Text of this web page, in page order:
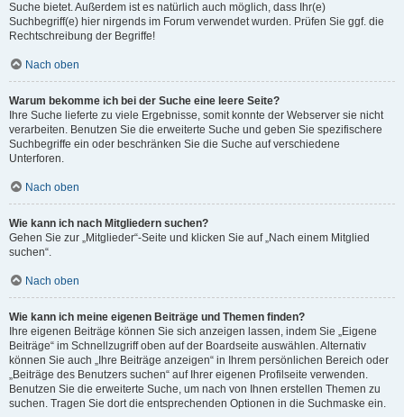
Suche bietet. Außerdem ist es natürlich auch möglich, dass Ihr(e)
Suchbegriff(e) hier nirgends im Forum verwendet wurden. Prüfen Sie ggf. die
Rechtschreibung der Begriffe!
Nach oben
Warum bekomme ich bei der Suche eine leere Seite?
Ihre Suche lieferte zu viele Ergebnisse, somit konnte der Webserver sie nicht
verarbeiten. Benutzen Sie die erweiterte Suche und geben Sie spezifischere
Suchbegriffe ein oder beschränken Sie die Suche auf verschiedene
Unterforen.
Nach oben
Wie kann ich nach Mitgliedern suchen?
Gehen Sie zur „Mitglieder“-Seite und klicken Sie auf „Nach einem Mitglied
suchen“.
Nach oben
Wie kann ich meine eigenen Beiträge und Themen finden?
Ihre eigenen Beiträge können Sie sich anzeigen lassen, indem Sie „Eigene
Beiträge“ im Schnellzugriff oben auf der Boardseite auswählen. Alternativ
können Sie auch „Ihre Beiträge anzeigen“ in Ihrem persönlichen Bereich oder
„Beiträge des Benutzers suchen“ auf Ihrer eigenen Profilseite verwenden.
Benutzen Sie die erweiterte Suche, um nach von Ihnen erstellen Themen zu
suchen. Tragen Sie dort die entsprechenden Optionen in die Suchmaske ein.